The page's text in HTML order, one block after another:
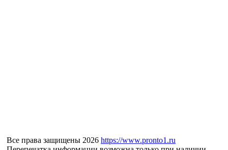
Все права защищены 2026 https://www.pronto1.ru